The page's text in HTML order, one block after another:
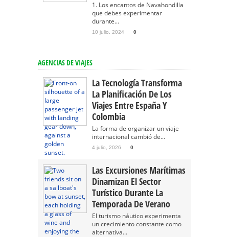
1. Los encantos de Navahondilla
que debes experimentar
durante...
10 julio, 2024 0
AGENCIAS DE VIAJES
La Tecnología Transforma
La Planificación De Los
Viajes Entre España Y
Colombia
La forma de organizar un viaje
internacional cambió de...
4 julio, 2026 0
Las Excursiones Marítimas
Dinamizan El Sector
Turístico Durante La
Temporada De Verano
El turismo náutico experimenta
un crecimiento constante como
alternativa...